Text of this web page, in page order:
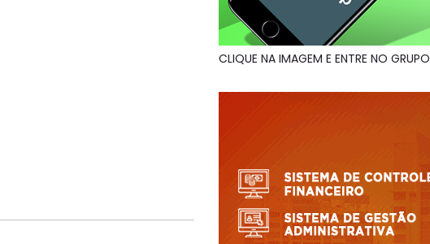
CLIQUE NA IMAGEM E ENTRE NO GRUPO